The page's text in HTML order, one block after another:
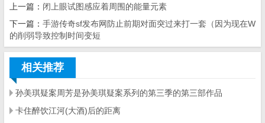
上一篇： 闭上眼试图感应着周围的能量元素
下一篇： 手游传奇sf发布网防止前期对面突过来打一套（因为现在W
的削弱导致控制时间变短
相关推荐
孙美琪疑案周芳是孙美琪疑案系列的第三季的第三部作品
卡住醉饮江河(大酒)后的距离